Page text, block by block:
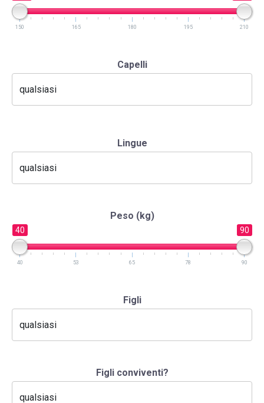
150 165 180 195 210
Capelli
Lingue
Peso (kg)
40 90
40 53 65 78 90
Figli
Figli conviventi?